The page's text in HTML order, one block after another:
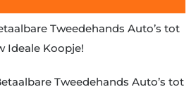
Tweedehands Auto’s tot
Ideale Koopje!
Tweedehands Auto’s tot